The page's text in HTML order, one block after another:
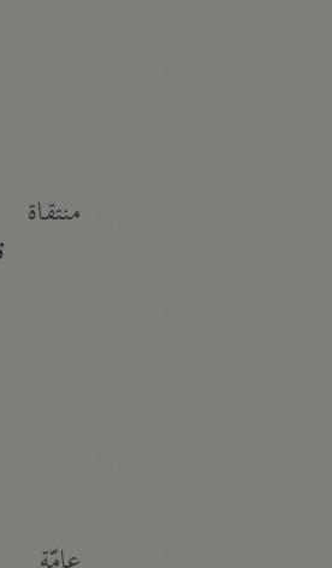
منتقاة